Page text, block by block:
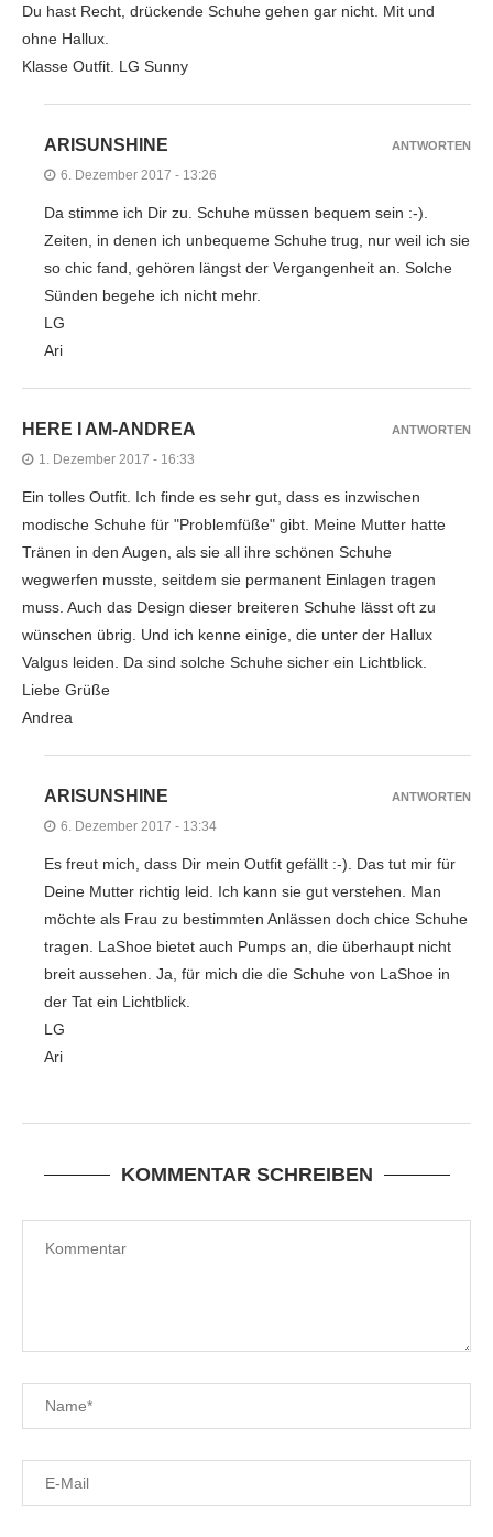
Du hast Recht, drückende Schuhe gehen gar nicht. Mit und
ohne Hallux.
Klasse Outfit. LG Sunny
ARISUNSHINE
6. Dezember 2017 - 13:26
Da stimme ich Dir zu. Schuhe müssen bequem sein :-).
Zeiten, in denen ich unbequeme Schuhe trug, nur weil ich sie
so chic fand, gehören längst der Vergangenheit an. Solche
Sünden begehe ich nicht mehr.
LG
Ari
ANTWORTEN
HERE I AM-ANDREA
1. Dezember 2017 - 16:33
Ein tolles Outfit. Ich finde es sehr gut, dass es inzwischen
modische Schuhe für "Problemfüße" gibt. Meine Mutter hatte
Tränen in den Augen, als sie all ihre schönen Schuhe
wegwerfen musste, seitdem sie permanent Einlagen tragen
muss. Auch das Design dieser breiteren Schuhe lässt oft zu
wünschen übrig. Und ich kenne einige, die unter der Hallux
Valgus leiden. Da sind solche Schuhe sicher ein Lichtblick.
Liebe Grüße
Andrea
ANTWORTEN
ARISUNSHINE
6. Dezember 2017 - 13:34
Es freut mich, dass Dir mein Outfit gefällt :-). Das tut mir für
Deine Mutter richtig leid. Ich kann sie gut verstehen. Man
möchte als Frau zu bestimmten Anlässen doch chice Schuhe
tragen. LaShoe bietet auch Pumps an, die überhaupt nicht
breit aussehen. Ja, für mich die die Schuhe von LaShoe in
der Tat ein Lichtblick.
LG
Ari
ANTWORTEN
KOMMENTAR SCHREIBEN